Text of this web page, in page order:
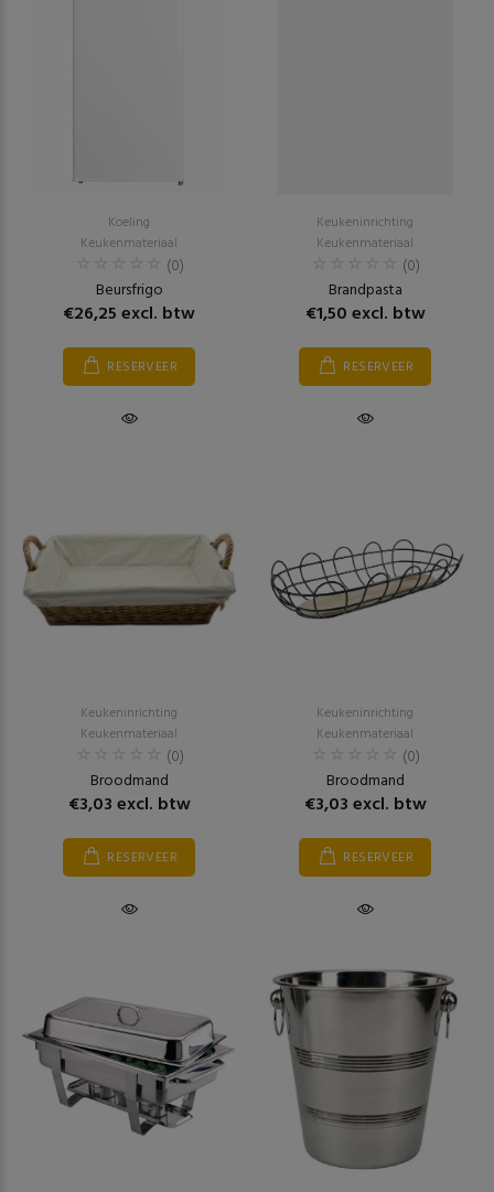
Koeling
Keukenmateriaal
(0)
Beursfrigo
€26,25 excl. btw
RESERVEER
Keukeninrichting
Keukenmateriaal
(0)
Brandpasta
€1,50 excl. btw
RESERVEER
Keukeninrichting
Keukenmateriaal
(0)
Broodmand
€3,03 excl. btw
RESERVEER
Keukeninrichting
Keukenmateriaal
(0)
Broodmand
€3,03 excl. btw
RESERVEER